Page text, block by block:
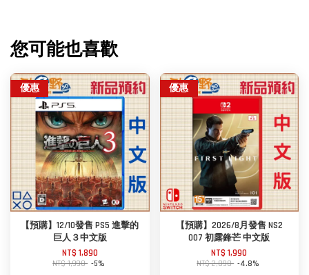
您可能也喜歡
優惠
【預購】12/10發售 PS5 進擊的
巨人３中文版
NT$ 1,890
NT$ 1,990 -5%
優惠
【預購】2026/8月發售 NS2
007 初露鋒芒 中文版
NT$ 1,990
NT$ 2,090 -4.8%